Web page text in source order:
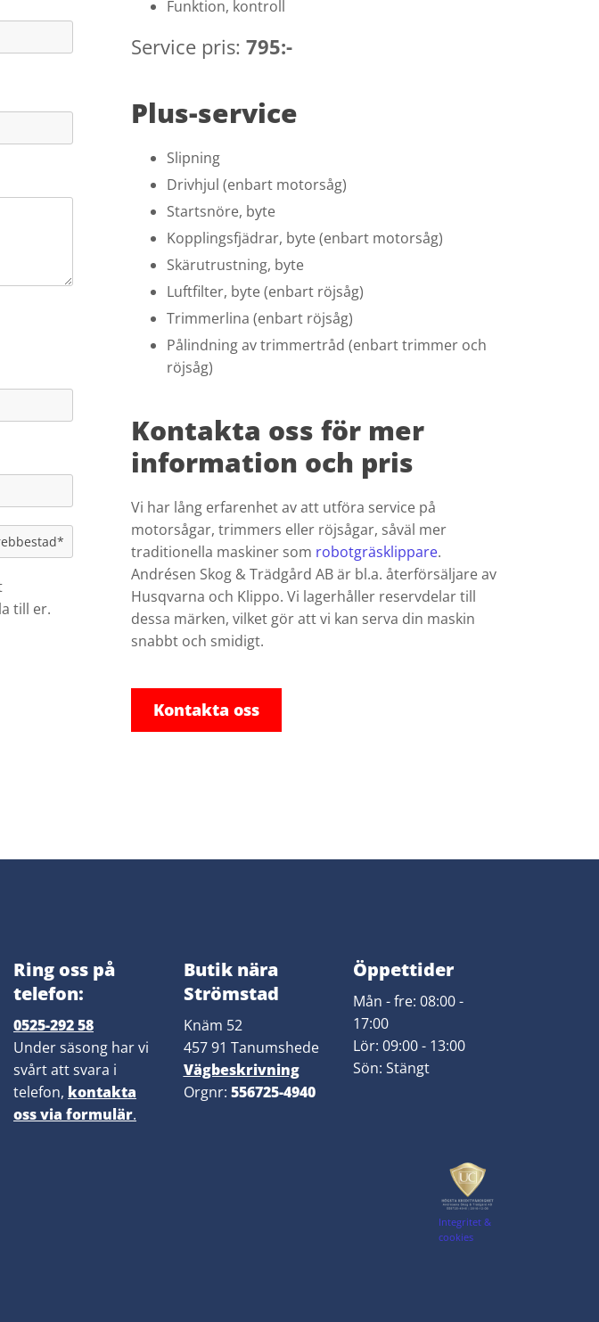
till er.
Funktion, kontroll
Service pris:795:-
Plus-service
Slipning
Drivhjul (enbart motorsåg)
Startsnöre, byte
Kopplingsfjädrar, byte (enbart motorsåg)
Skärutrustning, byte
Luftfilter, byte (enbart röjsåg)
Trimmerlina (enbart röjsåg)
Pålindning av trimmertråd (enbart trimmer och
röjsåg)
Kontakta oss för mer
information och pris
Vi har lång erfarenhet av att utföra service på
motorsågar, trimmers eller röjsågar​​, såväl mer
traditionella maskiner som robotgräsklippare.
Andrésen Skog & Trädgård AB är bl.a. återförsäljare av
Husqvarna och Klippo. Vi lagerhåller reservdelar till
dessa märken, vilket gör att vi kan serva din maskin
snabbt och smidigt.
Kontakta oss
Ring oss på
telefon:
0525-292 58
Under säsong har vi
svårt att svara i
telefon, kontakta
oss via formulär.
Butik nära
Strömstad
Knäm 52
457 91 Tanumshede
Vägbeskrivning
Orgnr: 556725-4940
​Öppettider
Mån - fre: 08:00 -
17:00
Lör: 09:00 - 13:00
​Sön: Stängt
Integritet &
cookies